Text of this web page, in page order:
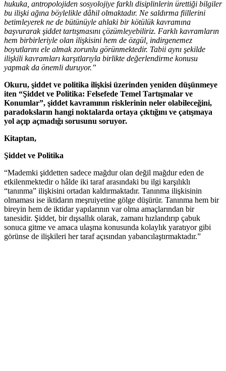
hukuka, antropolojiden sosyolojiye farklı disiplinlerin ürettiği bilgiler
bu ilişki ağına böylelikle dâhil olmaktadır. Ne saldırma fiillerini
betimleyerek ne de bütünüyle ahlaki bir kötülük kavramına
başvurarak şiddet tartışmasını çözümleyebiliriz. Farklı kavramların
hem birbirleriyle olan ilişkisini hem de özgül, indirgenemez
boyutlarını ele almak zorunlu görünmektedir. Tabii aynı şekilde
ilişkili kavramları karşıtlarıyla birlikte değerlendirme konusu
yapmak da önemli duruyor.”
Okuru, şiddet ve politika ilişkisi üzerinden yeniden düşünmeye
iten “Şiddet ve Politika: Felsefede Temel Tartışmalar ve
Konumlar”, şiddet kavramının risklerinin neler olabileceğini,
paradoksların hangi noktalarda ortaya çıktığını ve çatışmaya
yol açıp açmadığı sorusunu soruyor.
Kitaptan,
Şiddet ve Politika
“Mademki şiddetten sadece mağdur olan değil mağdur eden de
etkilenmek­tedir o hâlde iki taraf arasındaki bu ilgi karşılıklı
“tanınma” ilişki­sini ortadan kaldırmaktadır. Tanınma ilişkisinin
olmaması ise iktidarın meşruiyetine gölge düşürür. Tanınma hem bir
bireyin hem de iktidar yapılarının var olma amaçlarından bir
tanesidir. Şiddet, bir dışsallık olarak, zamanı hızlandırıp çabuk
sonuca git­me ve amaca ulaşma konusunda kolaylık yaratıyor gibi
görünse de ilişkileri her taraf açısından yabancılaştırmaktadır.”